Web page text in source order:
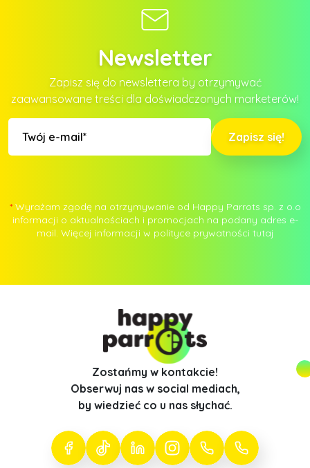
Newsletter
Zapisz się do newslettera by otrzymywać
zaawansowane treści dla doświadczonych marketerów!
Zapisz się!
* Wyrażam zgodę na otrzymywanie od Happy Parrots sp. z o.o
informacji o aktualnościach i promocjach na podany adres e-
mail. Więcej informacji w polityce prywatności tutaj
Zostańmy w kontakcie!
Obserwuj nas w social mediach,
by wiedzieć co u nas słychać.